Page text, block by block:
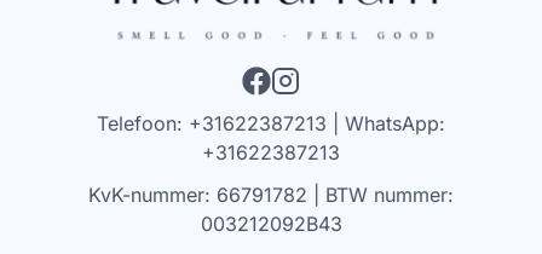
Telefoon: +31622387213 | WhatsApp:
+31622387213
KvK-nummer: 66791782 | BTW nummer:
003212092B43